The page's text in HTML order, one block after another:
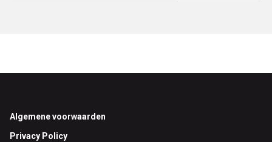
Footer
Algemene voorwaarden
Privacy Policy